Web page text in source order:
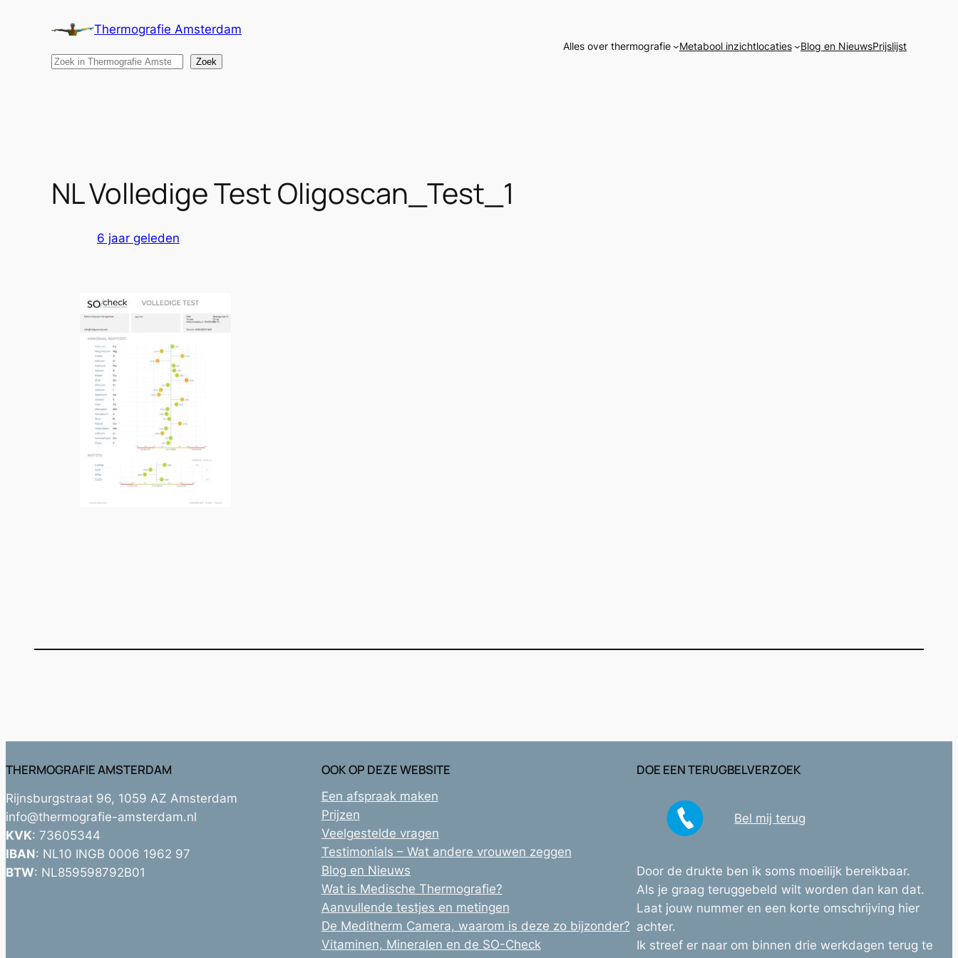
Thermografie Amsterdam
Alles over thermografie Metabool inzichtlocaties Blog en NieuwsPrijslijst
Search Zoek
NL Volledige Test Oligoscan_Test_1
6 jaar geleden
THERMOGRAFIE AMSTERDAM
Rijnsburgstraat 96, 1059 AZ Amsterdam
info@thermografie-amsterdam.nl
KVK: 73605344
IBAN: NL10 INGB 0006 1962 97
BTW: NL859598792B01
OOK OP DEZE WEBSITE
Een afspraak maken
Prijzen
Veelgestelde vragen
Testimonials – Wat andere vrouwen zeggen
Blog en Nieuws
Wat is Medische Thermografie?
Aanvullende testjes en metingen
De Meditherm Camera, waarom is deze zo bijzonder?
Vitaminen, Mineralen en de SO-Check
DOE EEN TERUGBELVERZOEK
Bel mij terug
Door de drukte ben ik soms moeilijk bereikbaar.
Als je graag teruggebeld wilt worden dan kan dat.
Laat jouw nummer en een korte omschrijving hier
achter.
Ik streef er naar om binnen drie werkdagen terug te